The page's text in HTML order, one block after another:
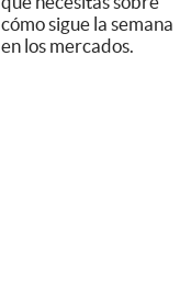
cómo sigue la semana
en los mercados.